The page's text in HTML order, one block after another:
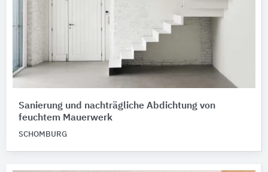
Nachhaltigkeitsinfo vorhanden
Umweltdeklarationen (EPDs)
Merkmale / Eigenschaften
Bitte auswählen
Produktkategorie
Sanierung und nachträgliche Abdichtung von
feuchtem Mauerwerk
SCHOMBURG